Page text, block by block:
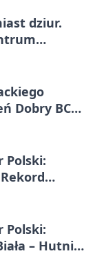
dziur.
Dobry BCK
Polski:
Polski:
– Hutnik